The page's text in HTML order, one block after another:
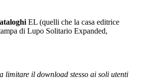
EL (quelli che la casa editrice
di Lupo Solitario Expanded,
limitare il download stesso ai soli utenti